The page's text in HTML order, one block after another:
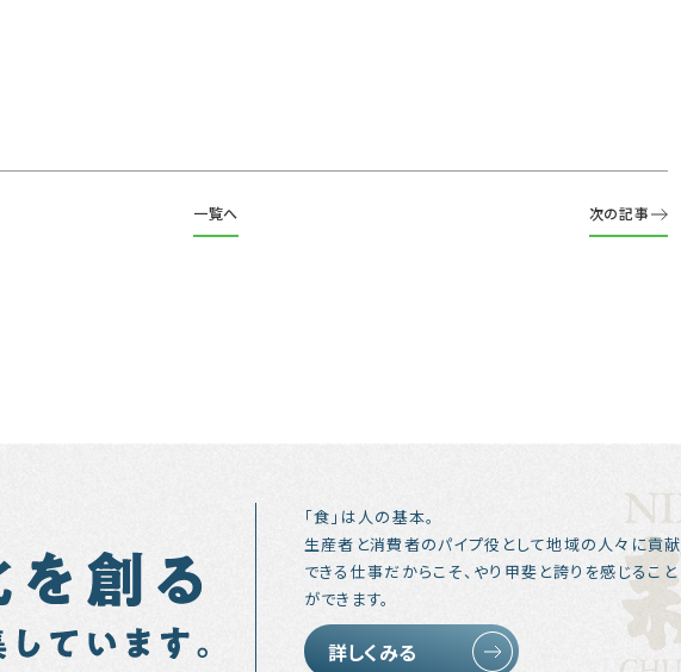
一覧へ 次の記事
「食」は人の基本。
生産者と消費者のパイプ役として地域の人々に貢献
できる仕事だからこそ、やり甲斐と誇りを感じること
ができます。
詳しくみる